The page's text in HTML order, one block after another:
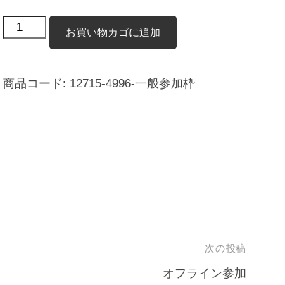
加
お買い物カゴに追加
商品コード: 12715-4996-一般参加枠
次の投稿
オフライン参加